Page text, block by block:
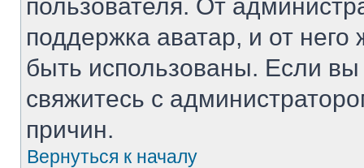
пользователя. От
поддержка аватар, и от него
быть использованы. Если
свяжитесь с
причин.
Вернуться к началу